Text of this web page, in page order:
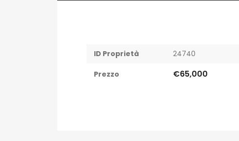
ID Proprietà 24740
Prezzo €65,000